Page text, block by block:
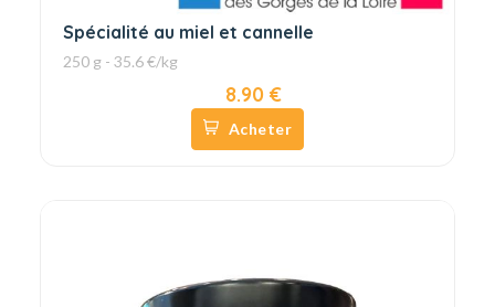
Spécialité au miel et cannelle
250 g - 35.6 €/kg
8.90 €
Acheter